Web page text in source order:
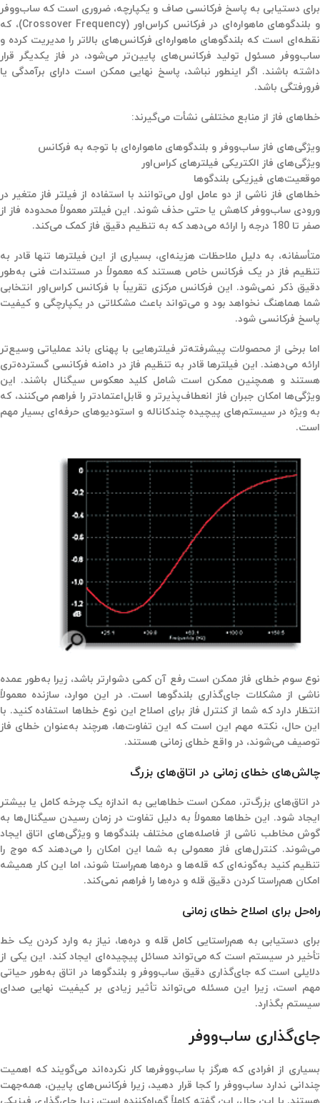
برای دستیابی به پاسخ فرکانسی صاف و یکپارچه، ضروری است که ساب‌ووفر
و بلندگوهای ماهواره‌ای در فرکانس کراس‌اور (Crossover Frequency)
، که
نقطه‌ای است که بلندگوهای ماهواره‌ای فرکانس‌های بالاتر را مدیریت کرده و
ساب‌ووفر مسئول تولید فرکانس‌های پایین‌تر می‌شود، در فاز یکدیگر قرار
داشته باشند. اگر اینطور نباشد، پاسخ نهایی ممکن است دارای برآمدگی یا
فرورفتگی باشد.
خطاهای فاز از منابع مختلفی نشأت می‌گیرند:
ویژگی‌های فاز ساب‌ووفر و بلندگوهای ماهواره‌ای با توجه به فرکانس
ویژگی‌های فاز الکتریکی فیلترهای کراس‌اور
موقعیت‌های فیزیکی بلندگوها
خطاهای فاز ناشی از دو عامل اول می‌توانند با استفاده از فیلتر فاز متغیر در
ورودی ساب‌ووفر کاهش یا حتی حذف شوند. این فیلتر معمولاًمحدوده فاز از
صفر تا 180 درجه
را ارائه می‌دهد که به تنظیم دقیق فاز کمک می‌کند.
متأسفانه، به دلیل ملاحظات هزینه‌ای، بسیاری از این فیلترها تنها قادر به
تنظیم فاز در یک فرکانس خاص هستند که معمولاً در مستندات فنی به‌طور
دقیق ذکر نمی‌شود. این فرکانس مرکزی تقریباً با فرکانس کراس‌اور انتخابی
شما هماهنگ نخواهد بود و می‌تواند باعث مشکلاتی در یکپارچگی و کیفیت
پاسخ فرکانسی شود.
اما برخی از محصولات پیشرفته‌تر فیلترهایی با پهنای باند عملیاتی وسیع‌تر
ارائه می‌دهند. این فیلترها قادر به تنظیم فاز در دامنه فرکانسی گسترده‌تری
هستند و همچنین ممکن استشامل کلید معکوس سیگنال باشند. این
ویژگی‌ها امکان جبران فاز انعطاف‌پذیرتر و قابل‌اعتمادتر را فراهم می‌کنند، که
به ویژه در سیستم‌های پیچیده چندکاناله و استودیوهای حرفه‌ای بسیار مهم
است.
نوع سوم خطای فاز ممکن است رفع آن کمی دشوارتر باشد، زیرا به‌طور عمده
ناشی ازمشکلات جای‌گذاری بلندگوها است. در این موارد، سازنده معمولاً
انتظار دارد که شما ازکنترل فاز برای اصلاح این نوع خطاها استفاده کنید. با
این حال، نکته مهم این است که این تفاوت‌ها، هرچند به‌عنوان خطای فاز
توصیف می‌شوند، در واقع خطای زمانی هستند.
چالش‌های خطای زمانی در اتاق‌های بزرگ
در اتاق‌های بزرگ‌تر، ممکن استخطاهایی به اندازه یک چرخه کامل یا بیشتر
ایجاد شود. این خطاها معمولاً به دلیل تفاوت در زمان رسیدن سیگنال‌ها به
گوش مخاطب ناشی از فاصله‌های مختلف بلندگوها و ویژگی‌های اتاق ایجاد
می‌شوند. کنترل‌های فاز معمولی به شما این امکان را می‌دهند کهموج را
تنظیم کنید به‌گونه‌ای که قله‌ها و دره‌ها هم‌راستا شوند، اما این کار همیشه
امکان هم‌راستا کردن دقیق قله و دره‌ها را فراهم نمی‌کند.
راه‌حل برای اصلاح خطای زمانی
برای دستیابی به هم‌راستایی کامل قله و دره‌ها، نیاز به وارد کردن یک خط
تأخیر در سیستم است که می‌تواند مسائل پیچیده‌ای ایجاد کند. این یکی از
دلایلی است کهجای‌گذاری دقیق ساب‌ووفر و بلندگوها در اتاق به‌طور حیاتی
مهم است، زیرا این مسئله می‌تواند تأثیر زیادی بر کیفیت نهایی صدای
سیستم بگذارد.
جای‌گذاری ساب‌ووفر
بسیاری از افرادی که هرگز با ساب‌ووفرها کار نکرده‌اند می‌گویند که اهمیت
چندانی ندارد ساب‌ووفر را کجا قرار دهید، زیرا فرکانس‌های پایین، همه‌جهت